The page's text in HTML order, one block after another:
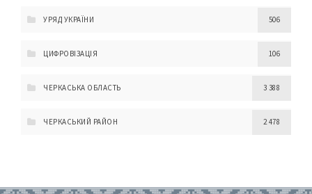
УРЯД УКРАЇНИ 506
ЦИФРОВІЗАЦІЯ 106
ЧЕРКАСЬКА ОБЛАСТЬ 3 388
ЧЕРКАСЬКИЙ РАЙОН 2 478